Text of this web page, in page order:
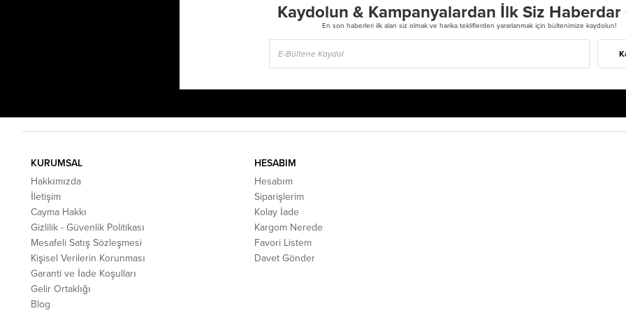
Kaydolun & Kampanyalardan İlk Siz
En son haberleri ilk alan siz olmak ve harika tekliflerden yararlanmak için bültenimize kaydolun!
KURUMSAL
Hakkımızda
İletişim
Cayma Hakkı
Gizlilik - Güvenlik Politikası
Mesafeli Satış Sözleşmesi
Kişisel Verilerin Korunması
Garanti ve İade Koşulları
Gelir Ortaklığı
Blog
HESABIM
Hesabım
Siparişlerim
Kolay İade
Kargom Nerede
Favori Listem
Davet Gönder